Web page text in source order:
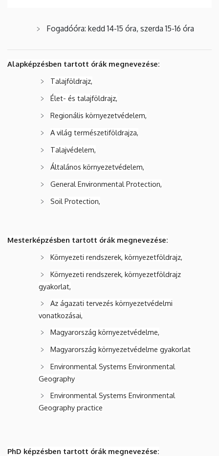
Fogadóóra: kedd 14-15 óra, szerda 15-16 óra
Alapképzésben tartott órák megnevezése:
Talajföldrajz,
Élet- és talajföldrajz,
Regionális környezetvédelem,
A világ természetiföldrajza,
Talajvédelem,
Általános környezetvédelem,
General Environmental Protection,
Soil Protection,
Mesterképzésben tartott órák megnevezése:
Környezeti rendszerek, környezetföldrajz,
Környezeti rendszerek, környezetföldrajz
gyakorlat,
Az ágazati tervezés környezetvédelmi
vonatkozásai,
Magyarország környezetvédelme,
Magyarország környezetvédelme gyakorlat
Environmental Systems Environmental
Geography
Environmental Systems Environmental
Geography practice
PhD képzésben tartott órák megnevezése: